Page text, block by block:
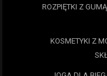
ROZPIĘTKI Z
KOSMETYKI Z